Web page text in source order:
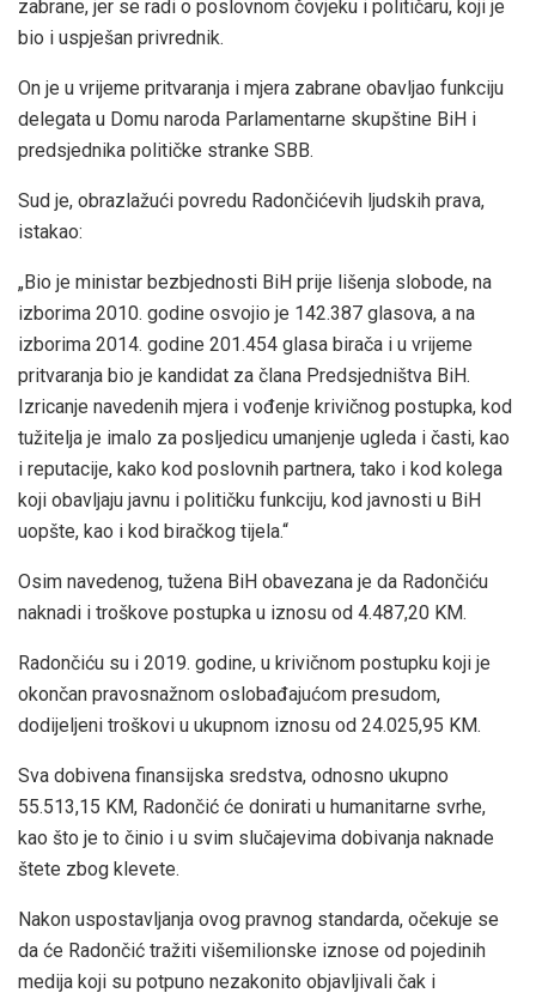
zabrane, jer se radi o poslovnom čovjeku i političaru, koji je
bio i uspješan privrednik.
On je u vrijeme pritvaranja i mjera zabrane obavljao funkciju
delegata u Domu naroda Parlamentarne skupštine BiH i
predsjednika političke stranke SBB.
Sud je, obrazlažući povredu Radončićevih ljudskih prava,
istakao:
„Bio je ministar bezbjednosti BiH prije lišenja slobode, na
izborima 2010. godine osvojio je 142.387 glasova, a na
izborima 2014. godine 201.454 glasa birača i u vrijeme
pritvaranja bio je kandidat za člana Predsjedništva BiH.
Izricanje navedenih mjera i vođenje krivičnog postupka, kod
tužitelja je imalo za posljedicu umanjenje ugleda i časti, kao
i reputacije, kako kod poslovnih partnera, tako i kod kolega
koji obavljaju javnu i političku funkciju, kod javnosti u BiH
uopšte, kao i kod biračkog tijela.“
Osim navedenog, tužena BiH obavezana je da Radončiću
naknadi i troškove postupka u iznosu od 4.487,20 KM.
Radončiću su i 2019. godine, u krivičnom postupku koji je
okončan pravosnažnom oslobađajućom presudom,
dodijeljeni troškovi u ukupnom iznosu od 24.025,95 KM.
Sva dobivena finansijska sredstva, odnosno ukupno
55.513,15 KM, Radončić će donirati u humanitarne svrhe,
kao što je to činio i u svim slučajevima dobivanja naknade
štete zbog klevete.
Nakon uspostavljanja ovog pravnog standarda, očekuje se
da će Radončić tražiti višemilionske iznose od pojedinih
medija koji su potpuno nezakonito objavljivali čak i